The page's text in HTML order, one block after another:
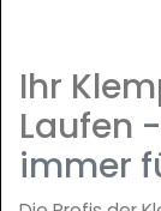
Ihr
Laufen
immer